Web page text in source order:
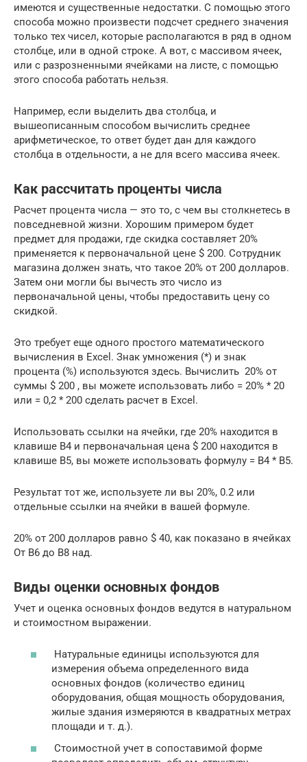
имеются и существенные недостатки. С помощью этого
способа можно произвести подсчет среднего значения
только тех чисел, которые располагаются в ряд в одном
столбце, или в одной строке. А вот, с массивом ячеек,
или с разрозненными ячейками на листе, с помощью
этого способа работать нельзя.
Например, если выделить два столбца, и
вышеописанным способом вычислить среднее
арифметическое, то ответ будет дан для каждого
столбца в отдельности, а не для всего массива ячеек.
Как рассчитать проценты числа
Расчет процента числа — это то, с чем вы столкнетесь в
повседневной жизни. Хорошим примером будет
предмет для продажи, где скидка составляет 20%
применяется к первоначальной цене $ 200. Сотрудник
магазина должен знать, что такое 20% от 200 долларов.
Затем они могли бы вычесть это число из
первоначальной цены, чтобы предоставить цену со
скидкой.
Это требует еще одного простого математического
вычисления в Excel. Знак умножения (*) и знак
процента (%) используются здесь. Вычислить 20% от
суммы $ 200 , вы можете использовать либо = 20% * 20
или = 0,2 * 200 сделать расчет в Excel.
Использовать ссылки на ячейки, где 20% находится в
клавише B4 и первоначальная цена $ 200 находится в
клавише B5, вы можете использовать формулу = B4 * B5.
Результат тот же, используете ли вы 20%, 0.2 или
отдельные ссылки на ячейки в вашей формуле.
20% от 200 долларов равно $ 40, как показано в ячейках
От B6 до B8 над.
Виды оценки основных фондов
Учет и оценка основных фондов ведутся в натуральном
и стоимостном выражении.
Натуральные единицы используются для
измерения объема определенного вида
основных фондов (количество единиц
оборудования, общая мощность оборудования,
жилые здания измеряются в квадратных метрах
площади и т. д.).
Стоимостной учет в сопоставимой форме